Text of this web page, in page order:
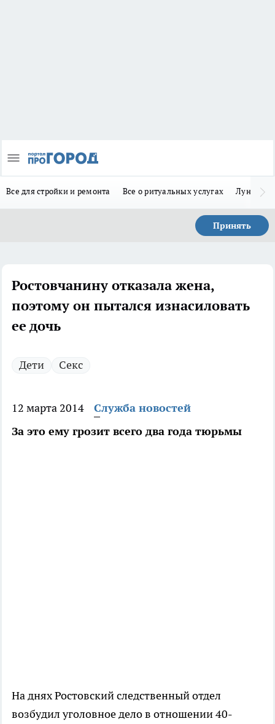
Все для стройки и ремонта Все о ритуальных услугах Лунно-
Принять
Ростовчанину отказала жена,
поэтому он пытался изнасиловать
ее дочь
Дети Секс
12 марта 2014
Служба новостей
За это ему грозит всего два года тюрьмы
На днях Ростовский следственный отдел
возбудил уголовное дело в отношении 40-